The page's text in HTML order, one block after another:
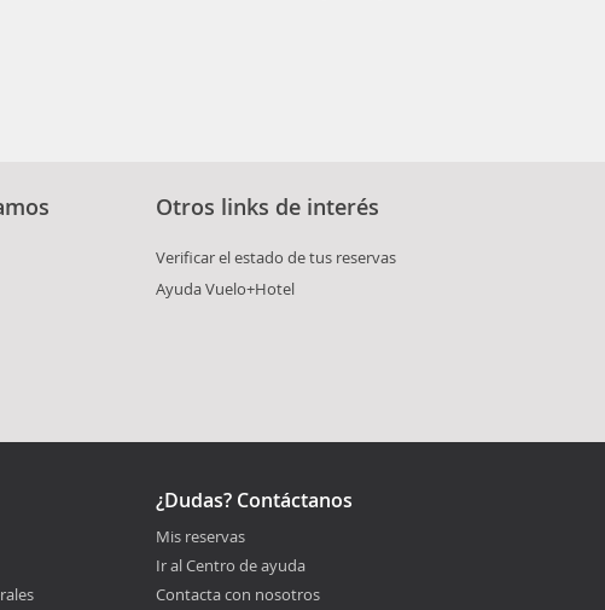
Otros links de interés
Verificar el estado de tus reservas
Ayuda Vuelo+Hotel
¿Dudas? Contáctanos
Mis reservas
Ir al Centro de ayuda
Contacta con nosotros